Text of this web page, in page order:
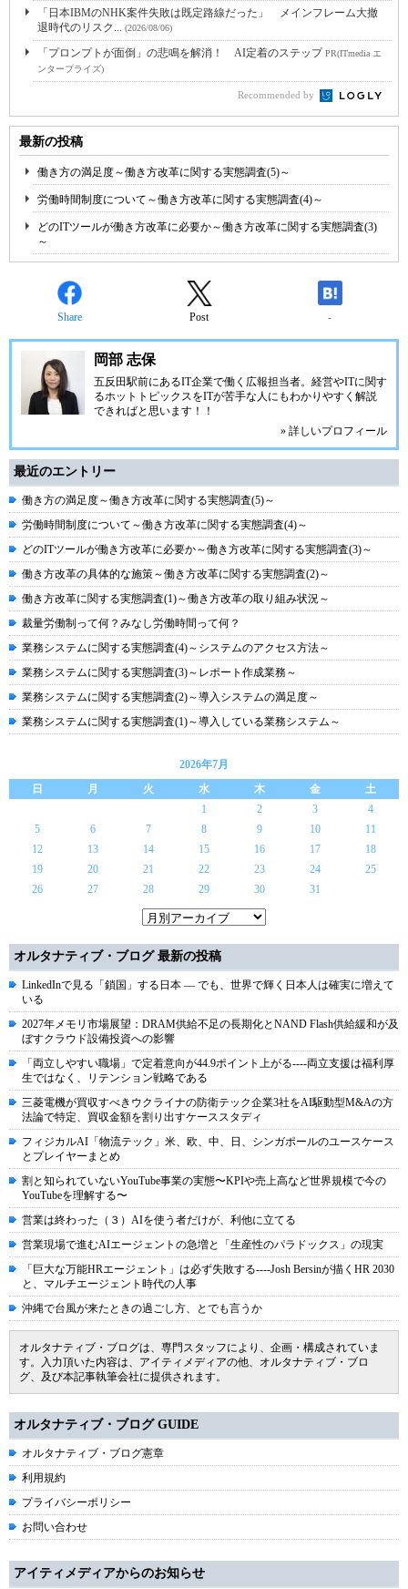
「日本IBMのNHK案件失敗は既定路線だった」 メインフレーム大撤
退時代のリスク... (2026/08/06)
「プロンプトが面倒」の悲鳴を解消！ AI定着のステップPR(ITmedia エ
ンタープライズ)
Recommended by
最新の投稿
働き方の満足度～働き方改革に関する実態調査(5)～
労働時間制度について～働き方改革に関する実態調査(4)～
どのITツールが働き方改革に必要か～働き方改革に関する実態調査(3)
～
Share Post -
岡部 志保
五反田駅前にあるIT企業で働く広報担当者。経営やITに関す
るホットトピックスをITが苦手な人にもわかりやすく解説
できればと思います！！
» 詳しいプロフィール
最近のエントリー
働き方の満足度～働き方改革に関する実態調査(5)～
労働時間制度について～働き方改革に関する実態調査(4)～
どのITツールが働き方改革に必要か～働き方改革に関する実態調査(3)～
働き方改革の具体的な施策～働き方改革に関する実態調査(2)～
働き方改革に関する実態調査(1)～働き方改革の取り組み状況～
裁量労働制って何？みなし労働時間って何？
業務システムに関する実態調査(4)～システムのアクセス方法～
業務システムに関する実態調査(3)～レポート作成業務～
業務システムに関する実態調査(2)～導入システムの満足度～
業務システムに関する実態調査(1)～導入している業務システム～
2026年7月
日
月 火 水 木 金
土
1
2 3
4
5
6 7 8 9 10
11
12
13 14 15 16 17
18
19
20 21 22 23 24
25
26
27 28 29 30 31
オルタナティブ・ブログ 最新の投稿
LinkedInで見る「鎖国」する日本 ― でも、世界で輝く日本人は確実に増えて
いる
2027年メモリ市場展望：DRAM供給不足の長期化とNAND Flash供給緩和が及
ぼすクラウド設備投資への影響
「両立しやすい職場」で定着意向が44.9ポイント上がる----両立支援は福利厚
生ではなく、リテンション戦略である
三菱電機が買収すべきウクライナの防衛テック企業3社をAI駆動型M&Aの方
法論で特定、買収金額を割り出すケーススタディ
フィジカルAI「物流テック」米、欧、中、日、シンガポールのユースケース
とプレイヤーまとめ
割と知られていないYouTube事業の実態〜KPIや売上高など世界規模で今の
YouTubeを理解する〜
営業は終わった（３）AIを使う者だけが、利他に立てる
営業現場で進むAIエージェントの急増と「生産性のパラドックス」の現実
「巨大な万能HRエージェント」は必ず失敗する----Josh Bersinが描くHR 2030
と、マルチエージェント時代の人事
沖縄で台風が来たときの過ごし方、とでも言うか
オルタナティブ・ブログは、専門スタッフにより、企画・構成されていま
す。入力頂いた内容は、アイティメディアの他、オルタナティブ・ブロ
グ、及び本記事執筆会社に提供されます。
オルタナティブ・ブログ GUIDE
オルタナティブ・ブログ憲章
利用規約
プライバシーポリシー
お問い合わせ
アイティメディアからのお知らせ